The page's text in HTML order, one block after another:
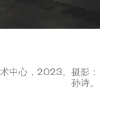
中心，2023。摄影：
孙诗。